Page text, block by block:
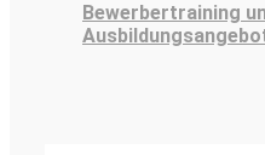
Bewerbertraining